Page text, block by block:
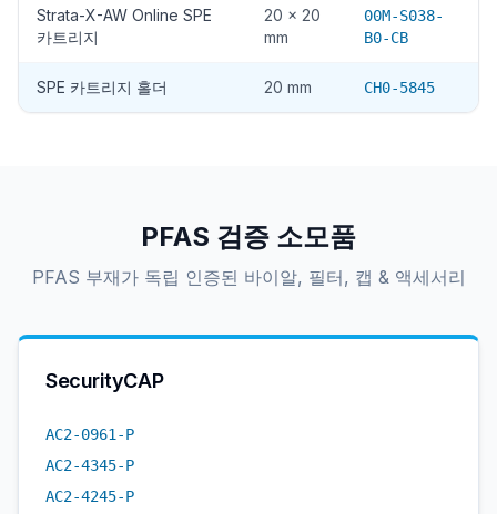
Strata-X-AW Online SPE
카트리지
20 x 20
mm
00M-S038-
B0-CB
SPE 카트리지 홀더 20 mm CH0-5845
PFAS 검증 소모품
PFAS 부재가 독립 인증된 바이알, 필터, 캡 & 액세서리
SecurityCAP
AC2-0961-P
AC2-4345-P
AC2-4245-P